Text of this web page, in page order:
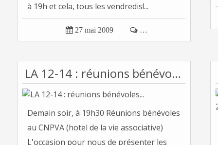
à 19h et cela, tous les vendredis!...
 27 mai 2009  …
LA 12-14 : réunions bénévoles...
Demain soir, à 19h30 Réunions bénévoles
au CNPVA (hotel de la vie associative)
L'occasion pour nous de présenter les